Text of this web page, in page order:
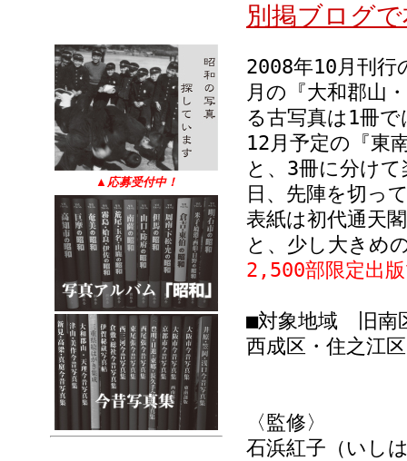
▲ 応募受付中！
別掲ブログ
2008年10月刊行
月の『大和郡山
る古写真は1冊
12月予定の『東
と、3冊に分け
日、先陣を切っ
表紙は初代通天
と、少し大きめ
2,500部限定出
■対象地域 旧南
西成区・住之江
〈監修〉
石浜紅子（いし